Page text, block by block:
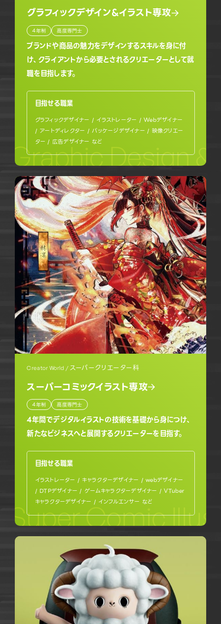
グラフィックデザイン&イラスト専攻
4年制 高度専門士
ブランドや商品の魅力をデザインするスキルを身に付
け、クライアントから必要とされるクリエーターとして就
職を目指します。
目指せる職業
グラフィックデザイナー / イラストレーター / Webデザイナー
/ アートディレクター / パッケージデザイナー / 映像クリエー
ター / 広告デザイナー など
Graphic Design
Creator World / スーパークリエーター科
スーパーコミックイラスト専攻
4年制 高度専門士
4年間でデジタルイラストの技術を基礎から身につけ、
新たなビジネスへと展開するクリエーターを目指す。
目指せる職業
イラストレーター / キャラクターデザイナー / webデザイナー
/ DTPデザイナー / ゲームキャラクターデザイナー / VTuber
キャラクターデザイナー / インフルエンサー など
Super Comic